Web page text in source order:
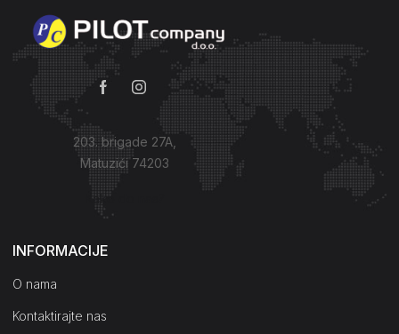
203. brigade 27A,
Matuzići 74203
Kako do nas?
INFORMACIJE
O nama
Kontaktirajte nas